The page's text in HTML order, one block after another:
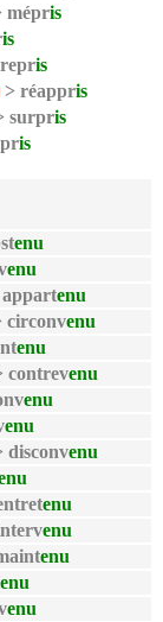
mépris
is
is
> réappris
surpris
is
enu
enu
appartenu
circonvenu
enu
contrevenu
enu
enu
disconvenu
enu
enu
enu
enu
enu